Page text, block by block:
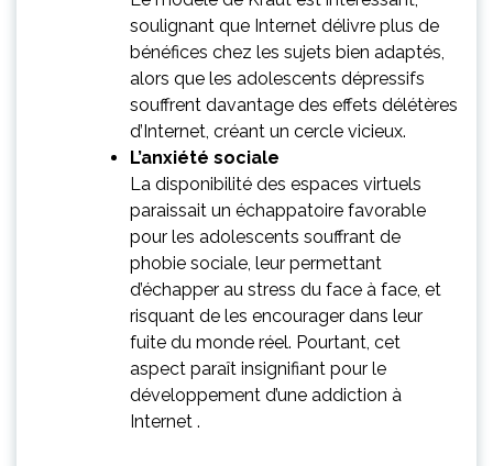
soulignant que Internet délivre plus de
bénéfices chez les sujets bien adaptés,
alors que les adolescents dépressifs
souffrent davantage des effets délétères
d’Internet, créant un cercle vicieux.
L’anxiété sociale
La disponibilité des espaces virtuels
paraissait un échappatoire favorable
pour les adolescents souffrant de
phobie sociale, leur permettant
d’échapper au stress du face à face, et
risquant de les encourager dans leur
fuite du monde réel. Pourtant, cet
aspect paraît insignifiant pour le
développement d’une addiction à
Internet .